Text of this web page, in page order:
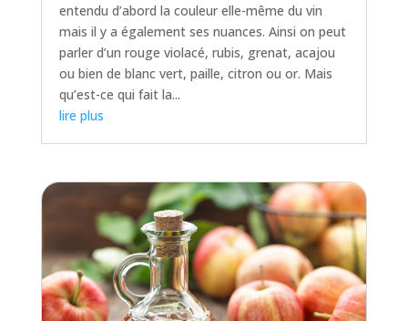
entendu d’abord la couleur elle-même du vin
mais il y a également ses nuances. Ainsi on peut
parler d’un rouge violacé, rubis, grenat, acajou
ou bien de blanc vert, paille, citron ou or. Mais
qu’est-ce qui fait la...
lire plus